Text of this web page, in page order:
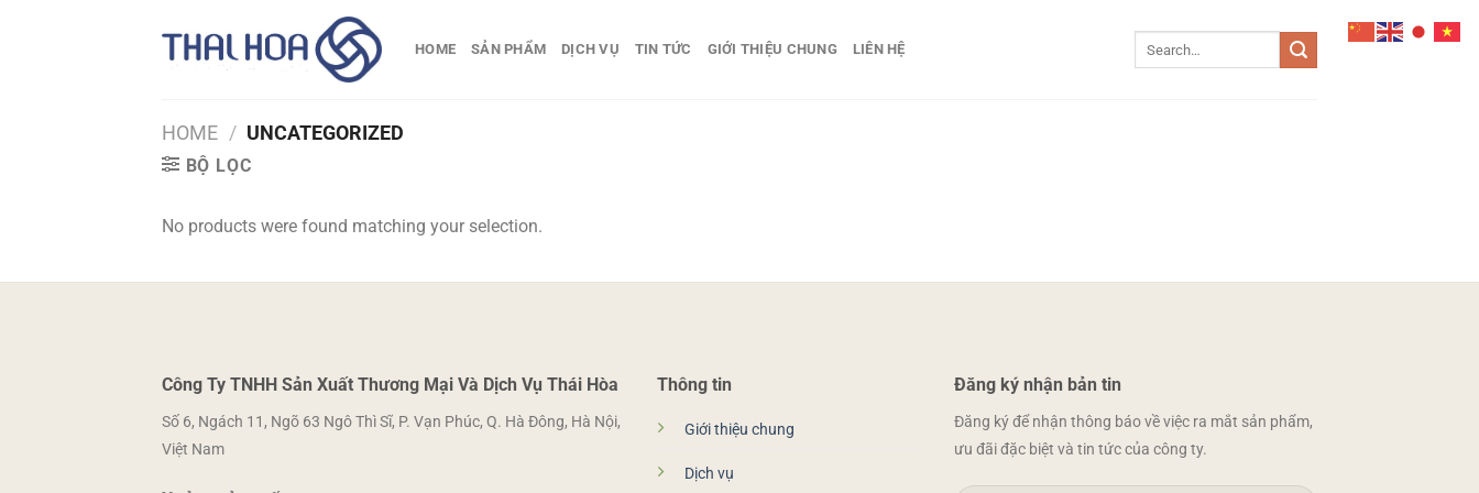
HOME SẢN PHẨM DỊCH VỤ TIN TỨC GIỚI THIỆU CHUNG LIÊN HỆ
HOME / UNCATEGORIZED
BỘ LỌC
No products were found matching your selection.
Công Ty TNHH Sản Xuất Thương Mại Và Dịch Vụ Thái Hòa
Số 6, Ngách 11, Ngõ 63 Ngô Thì Sĩ, P. Vạn Phúc, Q. Hà Đông, Hà Nội,
Việt Nam
Thông tin
Giới thiệu chung
Dịch vụ
Đăng ký nhận bản tin
Đăng ký để nhận thông báo về việc ra mắt sản phẩm,
ưu đãi đặc biệt và tin tức của công ty.